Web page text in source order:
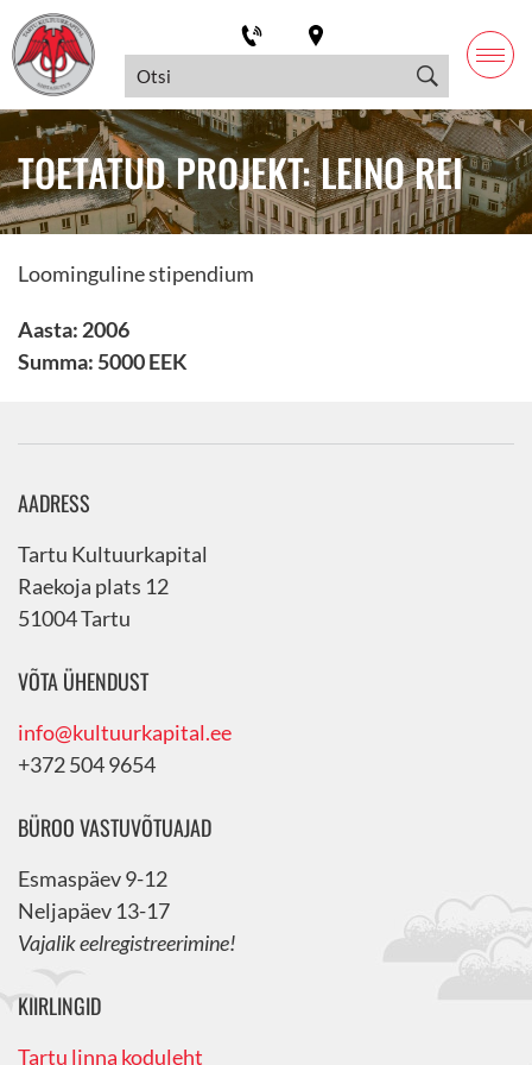
TOETATUD PROJEKT: LEINO REI
Loominguline stipendium
Aasta: 2006
Summa: 5000 EEK
AADRESS
Tartu Kultuurkapital
Raekoja plats 12
51004 Tartu
VÕTA ÜHENDUST
info@kultuurkapital.ee
+372 504 9654
BÜROO VASTUVÕTUAJAD
Esmaspäev 9-12
Neljapäev 13-17
Vajalik eelregistreerimine!
KIIRLINGID
Tartu linna koduleht